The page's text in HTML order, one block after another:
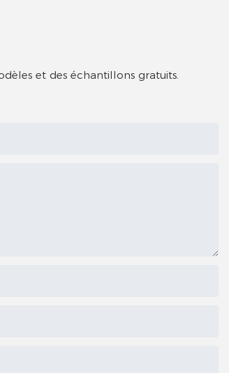
et des échantillons gratuits.